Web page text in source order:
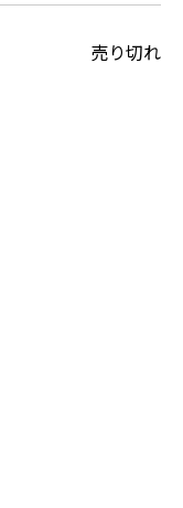
売り切れ